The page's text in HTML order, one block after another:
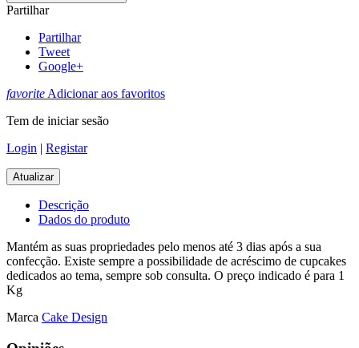
Partilhar
Partilhar
Tweet
Google+
favorite Adicionar aos favoritos
Tem de iniciar sesão
Login | Registar
Descrição
Dados do produto
Mantém as suas propriedades pelo menos até 3 dias após a sua
confecção. Existe sempre a possibilidade de acréscimo de cupcakes
dedicados ao tema, sempre sob consulta. O preço indicado é para 1
Kg
Marca Cake Design